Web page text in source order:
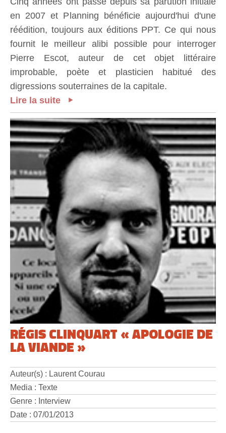
en 2007 et Planning bénéficie aujourd'hui d'une
réédition, toujours aux éditions PPT. Ce qui nous
fournit le meilleur alibi possible pour interroger
Pierre Escot, auteur de cet objet littéraire
improbable, poète et plasticien habitué des
digressions souterraines de la capitale.
Lire la suite
RÉGIS CLINQUART « APOLOGIE DE
LA VIANDE »
Auteur(s) : Laurent Courau
Media : Texte
Genre : Interview
Date : 07/01/2013